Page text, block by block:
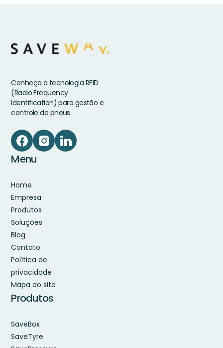
Conheça a tecnologia RFID
(Radio Frequency
Identification) para gestão e
controle de pneus.
Menu
Home
Empresa
Produtos
Soluções
Blog
Contato
Política de
privacidade
Mapa do site
Produtos
SaveBox
SaveTyre